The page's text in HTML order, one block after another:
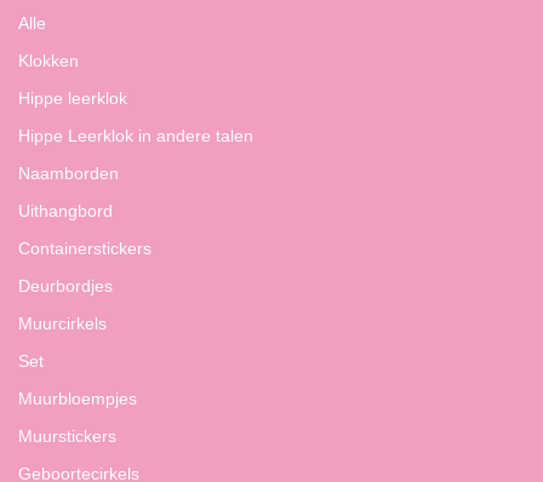
Alle
Klokken
Hippe leerklok
Hippe Leerklok in andere talen
Naamborden
Uithangbord
Containerstickers
Deurbordjes
Muurcirkels
Set
Muurbloempjes
Muurstickers
Geboortecirkels